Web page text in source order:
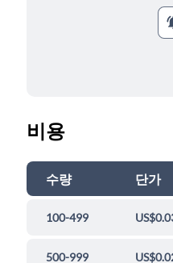
비용
수량 단가
100-499
500-999